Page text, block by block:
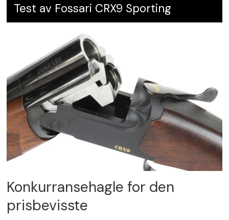
Test av Fossari CRX9 Sporting
Konkurransehagle for den
prisbevisste